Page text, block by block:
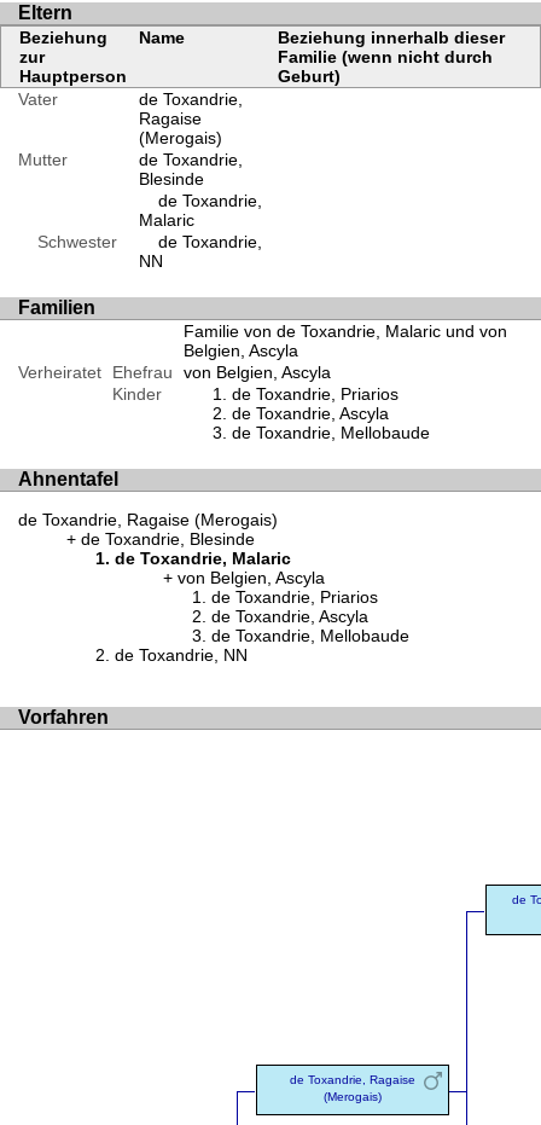
Eltern
Beziehung
zur
Hauptperson
Name
Beziehung innerhalb dieser
Familie (wenn nicht durch
Geburt)
Vater
de Toxandrie,
Ragaise
(Merogais)
Mutter
de Toxandrie,
Blesinde
de Toxandrie,
Malaric
Schwester
de Toxandrie,
NN
Familien
Familie von de Toxandrie, Malaric und von
Belgien, Ascyla
Verheiratet
Ehefrau
von Belgien, Ascyla
Kinder
de Toxandrie, Priarios
de Toxandrie, Ascyla
de Toxandrie, Mellobaude
Ahnentafel
de Toxandrie, Ragaise (Merogais)
de Toxandrie, Blesinde
de Toxandrie, Malaric
von Belgien, Ascyla
de Toxandrie, Priarios
de Toxandrie, Ascyla
de Toxandrie, Mellobaude
de Toxandrie, NN
Vorfahren
de Toxandrie, Ragaise
(Merogais)
de